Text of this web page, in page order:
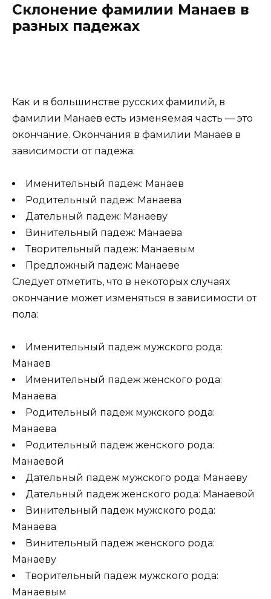
Склонение фамилии Манаев в
разных падежах
Как и в большинстве русских фамилий, в
фамилии Манаев есть изменяемая часть — это
окончание. Окончания в фамилии Манаев в
зависимости от падежа:
Именительный падеж: Манаев
Родительный падеж: Манаева
Дательный падеж: Манаеву
Винительный падеж: Манаева
Творительный падеж: Манаевым
Предложный падеж: Манаеве
Следует отметить, что в некоторых случаях
окончание может изменяться в зависимости от
пола:
Именительный падеж мужского рода:
Манаев
Именительный падеж женского рода:
Манаева
Родительный падеж мужского рода:
Манаева
Родительный падеж женского рода:
Манаевой
Дательный падеж мужского рода: Манаеву
Дательный падеж женского рода: Манаевой
Винительный падеж мужского рода:
Манаева
Винительный падеж женского рода:
Манаеву
Творительный падеж мужского рода:
Манаевым